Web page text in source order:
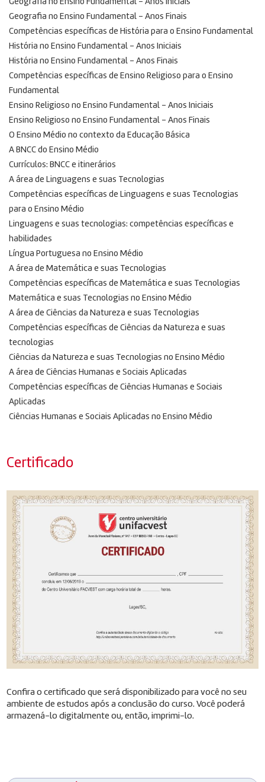
Geografia no Ensino Fundamental – Anos Iniciais
Geografia no Ensino Fundamental – Anos Finais
Competências específicas de História para o Ensino Fundamental
História no Ensino Fundamental – Anos Iniciais
História no Ensino Fundamental – Anos Finais
Competências específicas de Ensino Religioso para o Ensino
Fundamental
Ensino Religioso no Ensino Fundamental – Anos Iniciais
Ensino Religioso no Ensino Fundamental – Anos Finais
O Ensino Médio no contexto da Educação Básica
A BNCC do Ensino Médio
Currículos: BNCC e itinerários
A área de Linguagens e suas Tecnologias
Competências específicas de Linguagens e suas Tecnologias
para o Ensino Médio
Linguagens e suas tecnologias: competências específicas e
habilidades
Língua Portuguesa no Ensino Médio
A área de Matemática e suas Tecnologias
Competências específicas de Matemática e suas Tecnologias
Matemática e suas Tecnologias no Ensino Médio
A área de Ciências da Natureza e suas Tecnologias
Competências específicas de Ciências da Natureza e suas
tecnologias
Ciências da Natureza e suas Tecnologias no Ensino Médio
A área de Ciências Humanas e Sociais Aplicadas
Competências específicas de Ciências Humanas e Sociais
Aplicadas
Ciências Humanas e Sociais Aplicadas no Ensino Médio
Certificado
Confira o certificado que será disponibilizado para você no seu
ambiente de estudos após a conclusão do curso. Você poderá
armazená-lo digitalmente ou, então, imprimi-lo.